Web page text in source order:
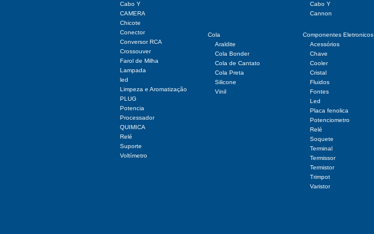
Cabo Y
CAMERA
Chicote
Conector
Conversor RCA
Crossouver
Farol de Milha
Lampada
led
Limpeza e Aromatização
PLUG
Potencia
Processador
QUIMICA
Relé
Suporte
Voltímetro
Cabo Y
Cannon
Cola
Araldite
Cola Bonder
Cola de Cantato
Cola Preta
Silicone
Vinil
Componentes Eletronicos
Acessórios
Chave
Cooler
Cristal
Fluidos
Fontes
Led
Placa fenolica
Potenciometro
Relé
Soquete
Terminal
Termissor
Termistor
Trimpot
Varistor